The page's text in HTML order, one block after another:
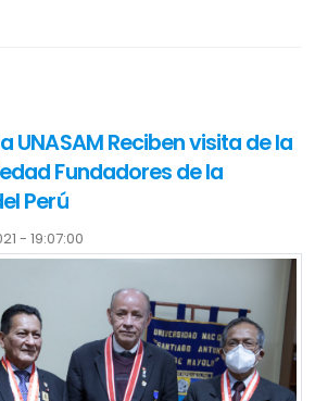
DISTRITO DE INDEPENDENCIA
DE ANCASH CON CUI
UNASAM Reciben visita de la
Fundadores de la
Perú
- 19:07:00
Dr. Carlos Reyes Pareja y los
Antonio Silva Lindo y la Dra. Teresa
la visita protocolar de una importante
Sociedad Fundadores de la
por Giovanni Rocca, Jessica Balbín,